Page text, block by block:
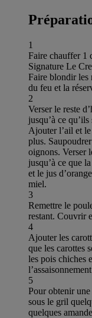
1
Faire chauffer 1
Signature Le
Faire blondir les
du feu et la
2
Verser le reste
jusqu’à ce
Ajouter l’ail et
plus.
oignons. Verser
jusqu’à ce que
et le jus
miel.
3
Remettre le
restant. Couvrir
4
Ajouter les
que les carottes
les pois chiches
5
Pour obtenir
sous le gril
quelques